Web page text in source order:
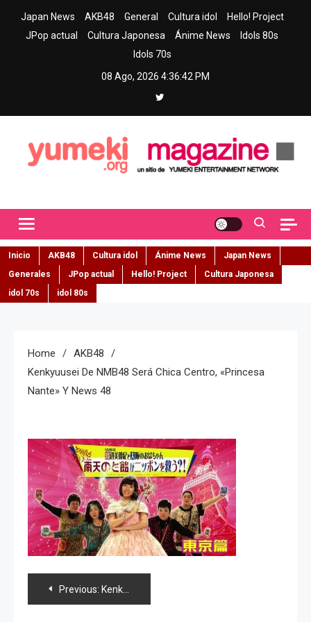
Japan News AKB48 General Cultura idol
Hello! Project
JPop actual
Cultura Japonesa Ánime News
Idols 80s
Idols 70s
08 Ago, 2026 4:36:43 PM
Inicio AKB48 Cultura idol Ánime News
Japan News
Generales
JPop actual Hello! Project
Cultura Japonesa
idol 70s
idol 80s
Home
AKB48
Kenkyuusei De NMB48 Será Chica Centro, «Princesa
Nante» Y News 48
Navegación
Previous: Kenkyuusei de NMB48 será chica centro, «Princesa Nante» y news 48